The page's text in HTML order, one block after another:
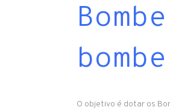
O objetivo é dotar os